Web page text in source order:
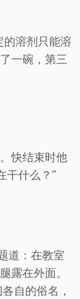
溶剂只能溶
一碗，第三
快结束时他
干什么？”
道：在教室
露在外面。
自的俗名，